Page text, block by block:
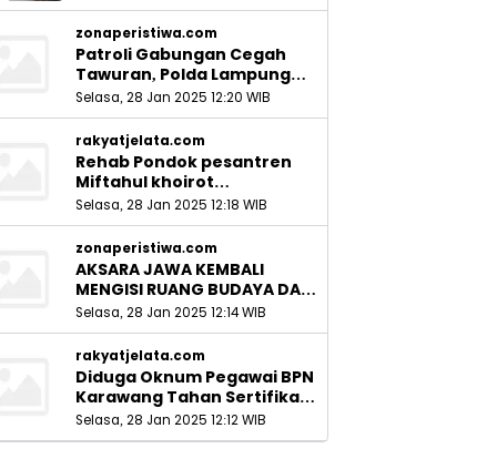
zonaperistiwa.com
Patroli Gabungan Cegah
Tawuran, Polda Lampung
Ingatkan Peran Orang Tua
Selasa, 28 Jan 2025 12:20 WIB
rakyatjelata.com
Rehab Pondok pesantren
Miftahul khoirot
Meninggalkan Hutang Ke
Material, Mantan Kadis PUPR
Harus Bertanggung Jawab
Selasa, 28 Jan 2025 12:18 WIB
zonaperistiwa.com
AKSARA JAWA KEMBALI
MENGISI RUANG BUDAYA DAN
SITUS LELUHUR NUSANTARA
Selasa, 28 Jan 2025 12:14 WIB
rakyatjelata.com
Diduga Oknum Pegawai BPN
Karawang Tahan Sertifikat
Pemohon PTSL
Selasa, 28 Jan 2025 12:12 WIB